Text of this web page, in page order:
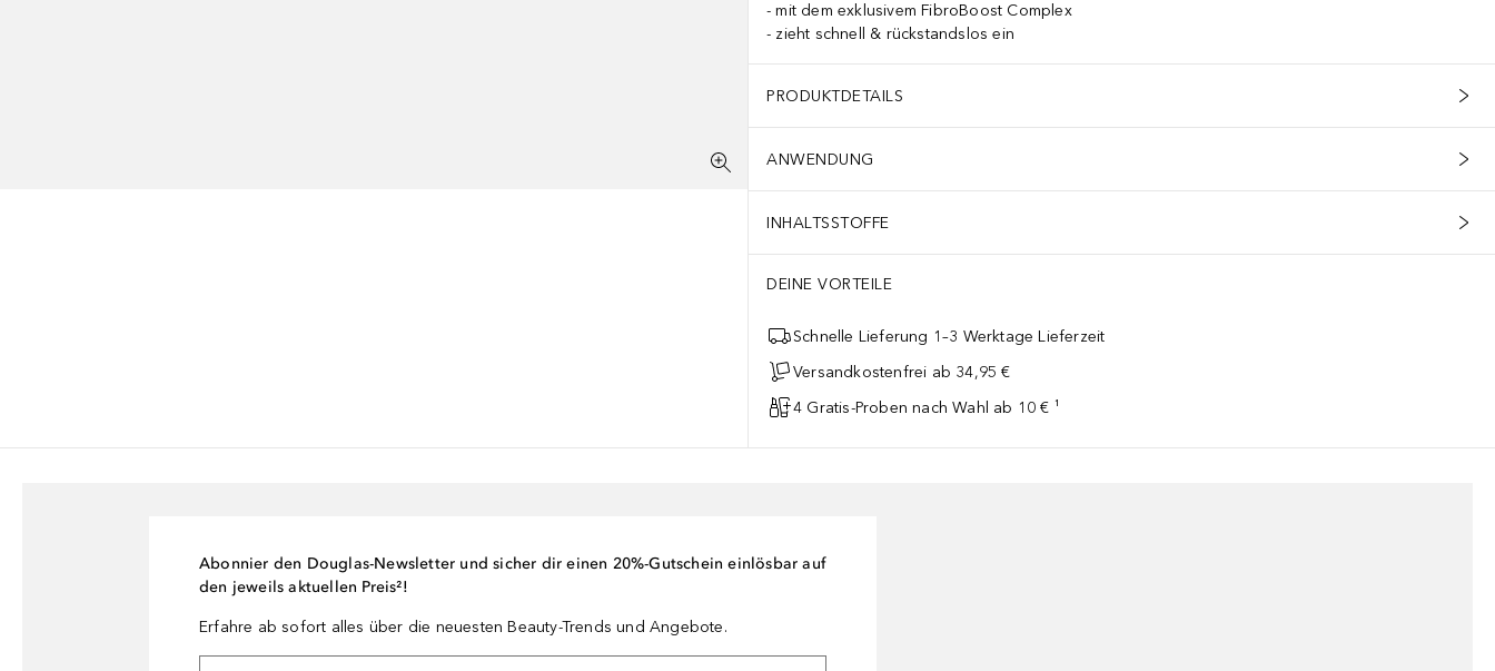
mit dem exklusivem FibroBoost Complex
zieht schnell & rückstandslos ein
PRODUKTDETAILS
ANWENDUNG
INHALTSSTOFFE
DEINE VORTEILE
Schnelle Lieferung 1–3 Werktage Lieferzeit
Versandkostenfrei ab 34,95 €
4 Gratis-Proben nach Wahl ab 10 € ¹
Abonnier den Douglas-Newsletter und sicher dir einen 20%-Gutschein einlösbar auf
den jeweils aktuellen Preis²!
Erfahre ab sofort alles über die neuesten Beauty-Trends und Angebote.